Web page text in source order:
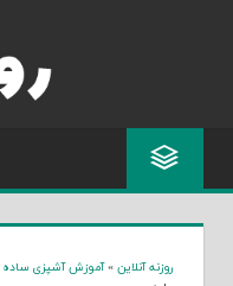
روزنه آنلاین »آموزش آشپزی ساده